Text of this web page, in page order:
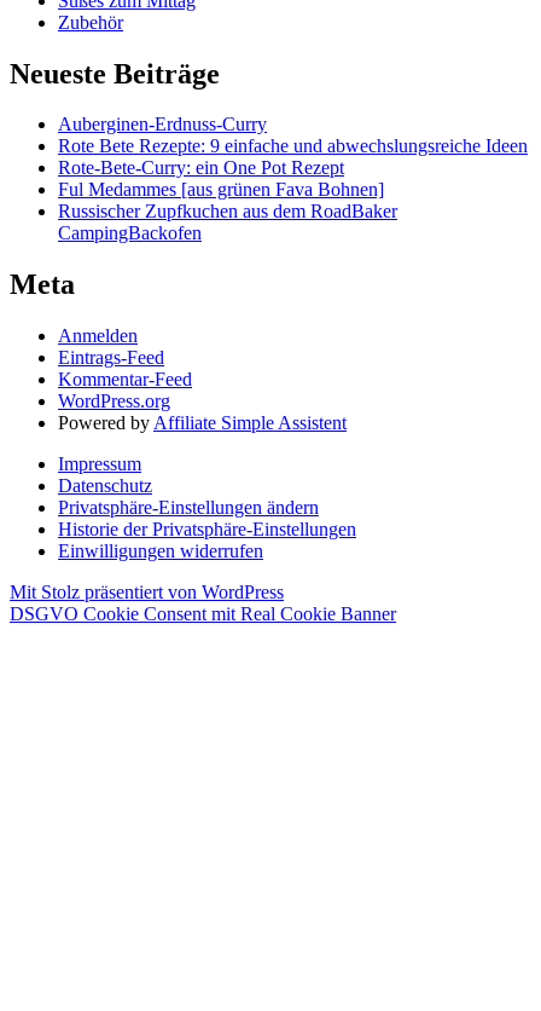
Zubehör
Neueste Beiträge
Auberginen-Erdnuss-Curry
Rote Bete Rezepte: 9 einfache und abwechslungsreiche Ideen
Rote-Bete-Curry: ein One Pot Rezept
Ful Medammes [aus grünen Fava Bohnen]
Russischer Zupfkuchen aus dem RoadBaker
CampingBackofen
Meta
Anmelden
Eintrags-Feed
Kommentar-Feed
WordPress.org
Powered by Affiliate Simple Assistent
Impressum
Datenschutz
Privatsphäre-Einstellungen ändern
Historie der Privatsphäre-Einstellungen
Einwilligungen widerrufen
Mit Stolz präsentiert von WordPress
DSGVO Cookie Consent mit Real Cookie Banner